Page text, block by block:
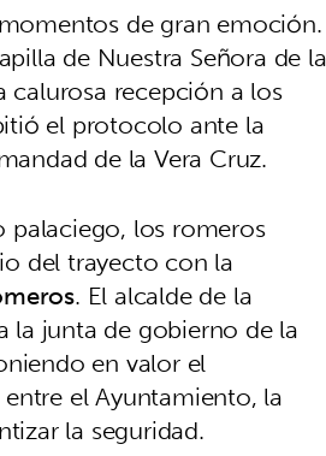
de gran emoción.
de Nuestra Señora de la
recepción a los
el protocolo ante la
de la Vera Cruz.
los romeros
del trayecto con la
. El alcalde de la
la junta de gobierno de la
en valor el
el Ayuntamiento, la
la seguridad.